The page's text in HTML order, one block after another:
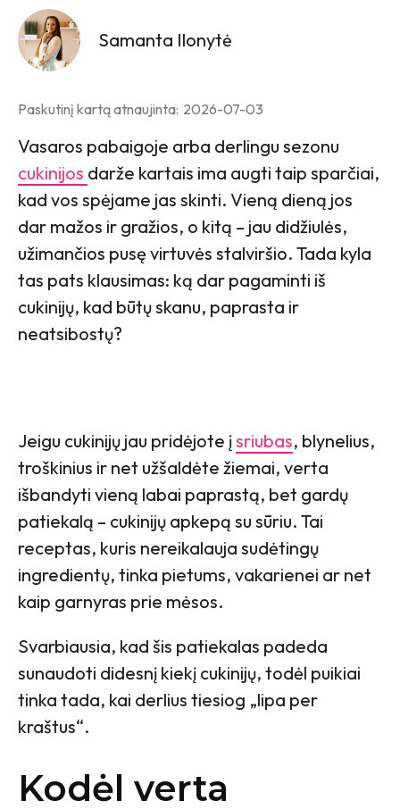
Samanta Ilonytė
Paskutinį kartą atnaujinta: 2026-07-03
Vasaros pabaigoje arba derlingu sezonu
cukinijos darže kartais ima augti taip sparčiai,
kad vos spėjame jas skinti. Vieną dieną jos
dar mažos ir gražios, o kitą – jau didžiulės,
užimančios pusę virtuvės stalviršio. Tada kyla
tas pats klausimas: ką dar pagaminti iš
cukinijų, kad būtų skanu, paprasta ir
neatsibostų?
Jeigu cukinijų jau pridėjote įsriubas, blynelius,
troškinius ir net užšaldėte žiemai, verta
išbandyti vieną labai paprastą, bet gardų
patiekalą – cukinijų apkepą su sūriu. Tai
receptas, kuris nereikalauja sudėtingų
ingredientų, tinka pietums, vakarienei ar net
kaip garnyras prie mėsos.
Svarbiausia, kad šis patiekalas padeda
sunaudoti didesnį kiekį cukinijų, todėl puikiai
tinka tada, kai derlius tiesiog „lipa per
kraštus“.
Kodėl verta